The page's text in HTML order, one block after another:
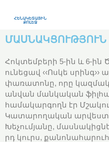
ՀԵՆԱԿԵՏԱՅԻՆ
ՔՈԼԵՋ
Հոկտեմբերի 5-ին և 6-ին
ունեցավ ‹‹Ոսկե
փառատոնը, որը
անվան մանկական
համակարգողն էր
Կատարողական արվեստ
Խեչումյանը,
րդ կուրս,